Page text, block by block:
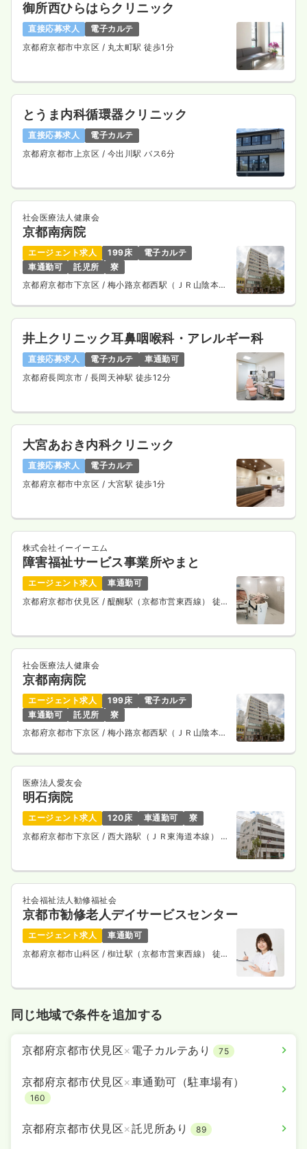
2交代（常勤）
給与 29.9万円〜/月 賞与3.3ヶ月
日祝休み
ブランク可 月給33万円以上可
気になる
透析正看護師 一般＋療養
日勤のみ（常勤）
29.0万円〜/月 賞与2回
※経験5年の例
時間 8:30～17:00
ブランク可
月給33万円以上可
気になる 詳細を見る
日勤のみ（パート） 一時募集休止
時間 8:30～17:00
気になる 詳細を見る
御所西ひらはらクリニック
直接応募求人
電子カルテ
京都府京都市中京区 / 丸太町駅 徒歩1分
とうま内科循環器クリニック
直接応募求人
電子カルテ
京都府京都市上京区 / 今出川駅 バス6分
社会医療法人健康会
京都南病院
エージェント求人 199床
電子カルテ
車通勤可
託児所
寮
京都府京都市下京区 / 梅小路京都西駅（ＪＲ山陰本
井上クリニック耳鼻咽喉科・アレルギー科
直接応募求人 電子カルテ
車通勤可
京都府長岡京市 / 長岡天神駅 徒歩12分
大宮あおき内科クリニック
直接応募求人
電子カルテ
京都府京都市中京区 / 大宮駅 徒歩1分
株式会社イーイーエム
障害福祉サービス事業所やまと
エージェント求人
車通勤可
京都府京都市伏見区 / 醍醐駅（京都市営東西線） 徒歩
社会医療法人健康会
京都南病院
エージェント求人 199床
電子カルテ
車通勤可
託児所
寮
京都府京都市下京区 / 梅小路京都西駅（ＪＲ山陰本
医療法人愛友会
明石病院
エージェント求人 120床 車通勤可
寮
京都府京都市下京区 / 西大路駅（ＪＲ東海道本線） 徒
社会福祉法人勧修福祉会
京都市勧修老人デイサービスセンター
エージェント求人
車通勤可
京都府京都市山科区 / 椥辻駅（京都市営東西線） 徒歩
同じ地域で条件を追加する
京都府京都市伏見区× 電子カルテあり 75
京都府京都市伏見区×車通勤可（駐車場有）
160
京都府京都市伏見区×託児所あり 89